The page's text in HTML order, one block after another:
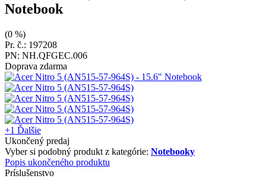
Notebook
(0 %)
Pr. č.: 197208
PN: NH.QFGEC.006
Doprava zdarma
+1 Ďalšie
Ukončený predaj
Vyber si podobný produkt z kategórie: Notebooky
Popis ukončeného produktu
Príslušenstvo